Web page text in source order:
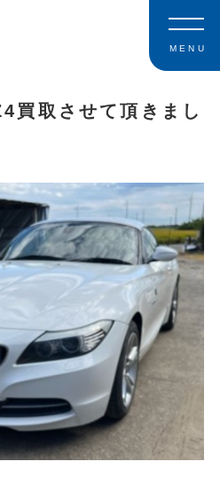
MENU
買取させて頂きまし